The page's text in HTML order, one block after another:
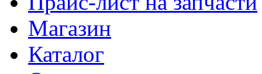
Магазин
Каталог